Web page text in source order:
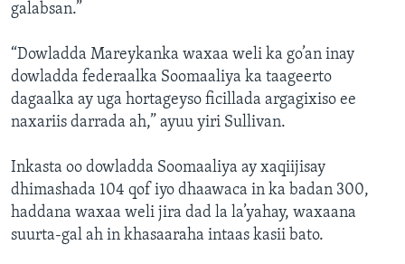
galabsan.”
“Dowladda Mareykanka waxaa weli ka go’an inay
dowladda federaalka Soomaaliya ka taageerto
dagaalka ay uga hortageyso ficillada argagixiso ee
naxariis darrada ah,” ayuu yiri Sullivan.
Inkasta oo dowladda Soomaaliya ay xaqiijisay
dhimashada 104 qof iyo dhaawaca in ka badan 300,
haddana waxaa weli jira dad la la’yahay, waxaana
suurta-gal ah in khasaaraha intaas kasii bato.